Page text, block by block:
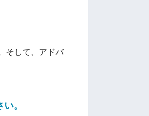
そして、アドバ
。